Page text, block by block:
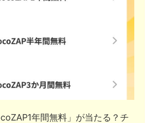
年間無料」が当たる？チ